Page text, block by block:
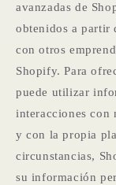
avanzadas de
obtenidos a partir
con otros
Shopify. Para
puede utilizar
interacciones con
y con la propia
circunstancias,
su información